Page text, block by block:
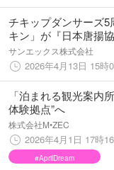
チキップダンサーズ
キン」が『日本唐揚
として、「第17回か
式」に登場！
サンエックス株式会社
2026年4月13日 15時
「泊まれる観光案内
体験拠点”へ
株式会社M•ZEC
2026年4月1日 17時
#AprilDream